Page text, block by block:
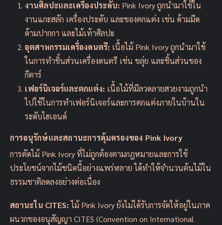
งานศิลปะและเครื่องประดับ: Pink Ivory ถูกนำมาใช้ใน
งานแกะสลัก เครื่องประดับ และของตกแต่ง เช่น ด้ามมีด
ด้ามปากกา และไม้เท้าศิลปะ
อุตสาหกรรมเครื่องดนตรี: เนื้อไม้ Pink Ivory ถูกนำมาใช้
ในการทำชิ้นส่วนเครื่องดนตรี เช่น ขลุ่ย และชิ้นส่วนของ
กีตาร์
เฟอร์นิเจอร์และตกแต่ง: เนื้อไม้ที่มีลวดลายสวยงามถูกนำ
ไปใช้ในการทำเฟอร์นิเจอร์และการตกแต่งภายในบ้านใน
ระดับไฮเอนด์
การอนุรักษ์และสถานะการคุ้มครองของ Pink Ivory
การตัดไม้ Pink Ivory ที่ไม่ถูกต้องตามกฎหมายและการใช้
ประโยชน์จากไม้ชนิดนี้อย่างแพร่หลาย ได้ทำให้จำนวนต้นไม้ใน
ธรรมชาติลดลงอย่างต่อเนื่อง
สถานะใน CITES:ไม้ Pink Ivory ยังไม่ได้รับการจัดให้อยู่ในภาค
ผนวกของอนุสัญญา CITES (Convention on International